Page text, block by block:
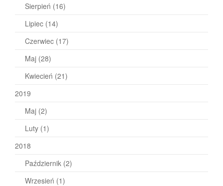
Sierpień (16)
Lipiec (14)
Czerwiec (17)
Maj (28)
Kwiecień (21)
2019
Maj (2)
Luty (1)
2018
Październik (2)
Wrzesień (1)